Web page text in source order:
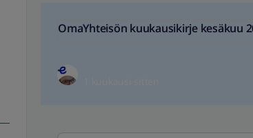
OmaYhteisön kuukausikirje kesäkuu